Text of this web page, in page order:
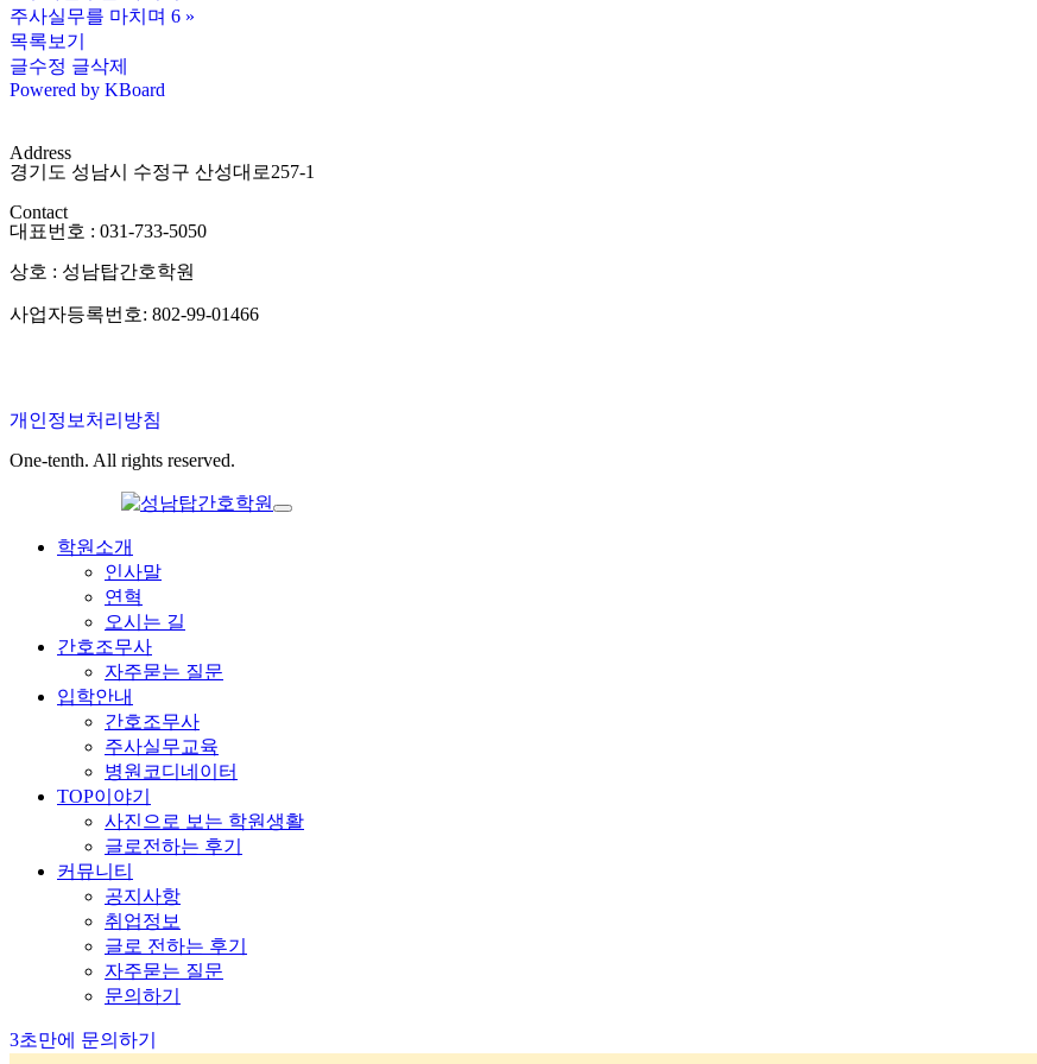
주사실무를 마치며 6 »
목록보기
글수정 글삭제
Powered by KBoard
Address
경기도 성남시 수정구 산성대로257-1
Contact
대표번호 : 031-733-5050
상호 : 성남탑간호학원
사업자등록번호: 802-99-01466
개인정보처리방침
One-tenth. All rights reserved.
학원소개
인사말
연혁
오시는 길
간호조무사
자주묻는 질문
입학안내
간호조무사
주사실무교육
병원코디네이터
TOP이야기
사진으로 보는 학원생활
글로전하는 후기
커뮤니티
공지사항
취업정보
글로 전하는 후기
자주묻는 질문
문의하기
3초만에 문의하기